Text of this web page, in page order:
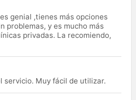
genial ,tienes más opciones
problemas, y es mucho más
privadas. La recomiendo,
servicio. Muy fácil de utilizar.